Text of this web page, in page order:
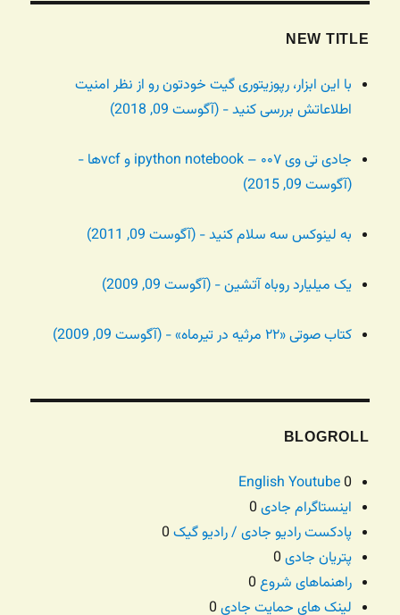
NEW TITLE
با این ابزار، رپوزیتوری گیت خودتون رو از نظر امنیت
اطلاعاتش بررسی کنید - (آگوست 09, 2018)
جادی تی وی ۰۰۷ – ipython notebook و vcfها -
(آگوست 09, 2015)
به لینوکس سه سلام کنید - (آگوست 09, 2011)
یک میلیارد روباه آتشین - (آگوست 09, 2009)
کتاب صوتی «۲۲ مرثیه در تیرماه» - (آگوست 09, 2009)
BLOGROLL
English Youtube0
اینستاگرام جادی
پادکست رادیو جادی / رادیو گیک
پتریان جادی
راهنماهای شروع
لینک های حمایت جادی